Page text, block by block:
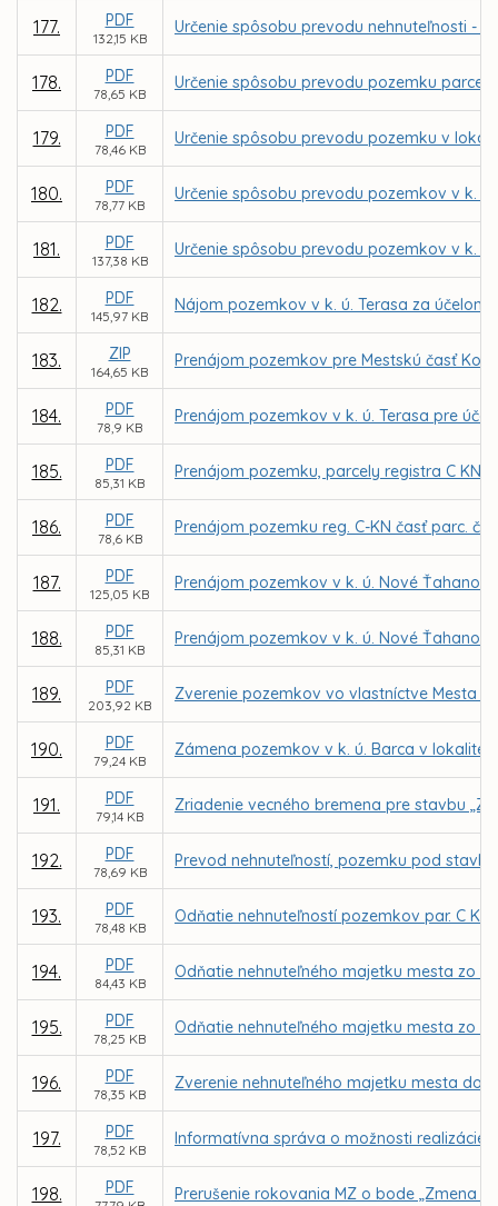
177. PDF
132,15 KB
Určenie spôsobu prevodu nehnuteľnosti -
178. PDF
78,65 KB
Určenie spôsobu prevodu pozemku
179. PDF
78,46 KB
Určenie spôsobu prevodu pozemku v
180. PDF
78,77 KB
Určenie spôsobu prevodu pozemkov v k. ú.
181. PDF
137,38 KB
Určenie spôsobu prevodu pozemkov v k. ú.
182. PDF
145,97 KB
Nájom pozemkov v k. ú. Terasa za
183. ZIP
164,65 KB
Prenájom pozemkov pre Mestskú časť
184. PDF
78,9 KB
Prenájom pozemkov v k. ú. Terasa pre
185. PDF
85,31 KB
Prenájom pozemku, parcely registra C KN
186. PDF
78,6 KB
Prenájom pozemku reg. C-KN časť parc.
187. PDF
125,05 KB
Prenájom pozemkov v k. ú. Nové
188. PDF
85,31 KB
Prenájom pozemkov v k. ú. Nové
189. PDF
203,92 KB
Zverenie pozemkov vo vlastníctve Mesta
190. PDF
79,24 KB
Zámena pozemkov v k. ú. Barca v lokalite
191. PDF
79,14 KB
Zriadenie vecného bremena pre stavbu
192. PDF
78,69 KB
Prevod nehnuteľností, pozemku pod
193. PDF
78,48 KB
Odňatie nehnuteľností pozemkov par. C KN
194. PDF
84,43 KB
Odňatie nehnuteľného majetku mesta zo
195. PDF
78,25 KB
Odňatie nehnuteľného majetku mesta zo
196. PDF
78,35 KB
Zverenie nehnuteľného majetku mesta do
197. PDF
78,52 KB
Informatívna správa o možnosti realizácie
198. PDF Prerušenie rokovania MZ o bode „Zmena